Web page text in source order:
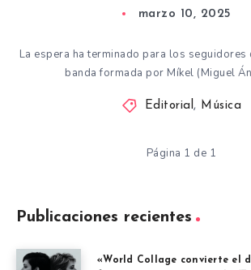
marzo 10, 2025
La espera ha terminado para los seguidores
banda formada por Míkel (Miguel
Editorial, Música
Página 1 de 1
Publicaciones recientes
«World Collage convierte el